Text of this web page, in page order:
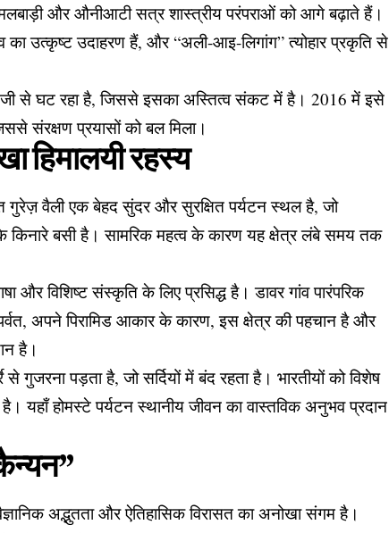
और औनीआटी सत्र शास्त्रीय परंपराओं को आगे बढ़ाते हैं।
का उत्कृष्ट उदाहरण हैं, और “अली-आइ-लिगांग” त्योहार प्रकृति से
से घट रहा है, जिससे इसका अस्तित्व संकट में है। 2016 में इसे
संरक्षण प्रयासों को बल मिला।
हिमालयी रहस्य
वैली एक बेहद सुंदर और सुरक्षित पर्यटन स्थल है, जो
किनारे बसी है। सामरिक महत्व के कारण यह क्षेत्र लंबे समय तक
और विशिष्ट संस्कृति के लिए प्रसिद्ध है। डावर गांव पारंपरिक
अपने पिरामिड आकार के कारण, इस क्षेत्र की पहचान है और
है।
पड़ता है, जो सर्दियों में बंद रहता है। भारतीयों को विशेष
यहाँ होमस्टे पर्यटन स्थानीय जीवन का वास्तविक अनुभव प्रदान
अद्भुतता और ऐतिहासिक विरासत का अनोखा संगम है।